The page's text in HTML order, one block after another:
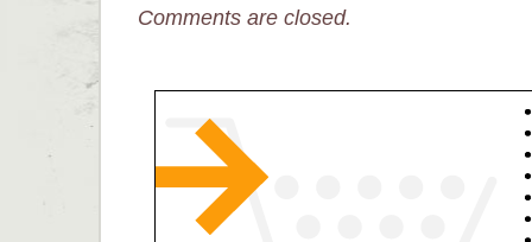
Comments are closed.